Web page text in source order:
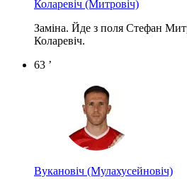
Коларевіч (Митровіч)
Заміна. Йде з поля Стефан
Коларевіч.
63 ’
Вукановіч (Мулахусейновіч)